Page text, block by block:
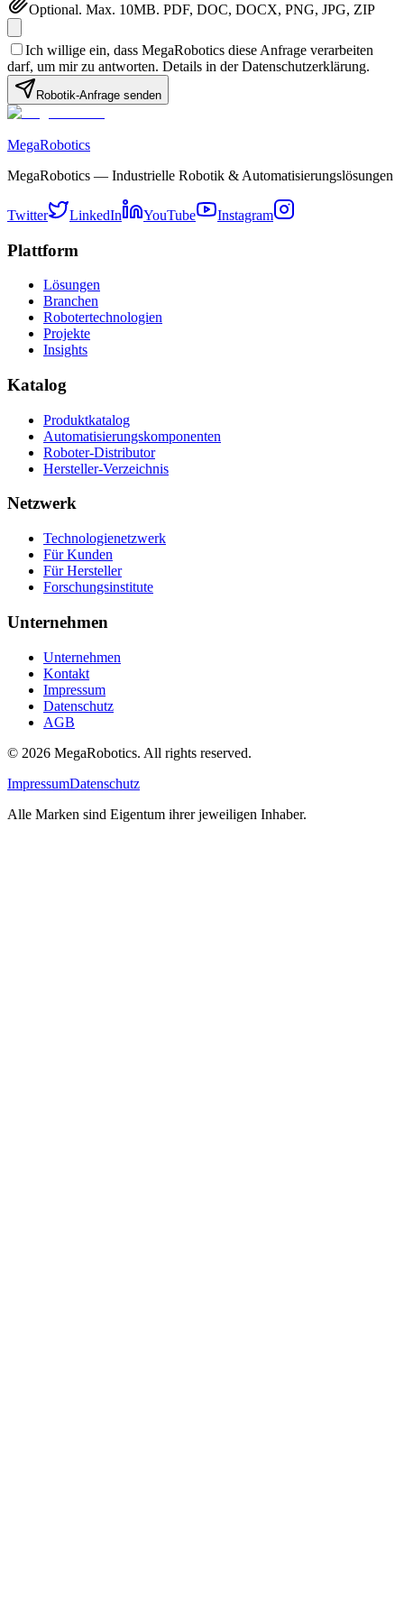
Optional. Max. 10MB. PDF, DOC, DOCX, PNG, JPG, ZIP
Ich willige ein, dass MegaRobotics diese Anfrage verarbeiten
darf, um mir zu antworten. Details in der Datenschutzerklärung.
Robotik-Anfrage senden
MegaRobotics
MegaRobotics — Industrielle Robotik & Automatisierungslösungen
Twitter LinkedIn YouTube Instagram
Plattform
Lösungen
Branchen
Robotertechnologien
Projekte
Insights
Katalog
Produktkatalog
Automatisierungskomponenten
Roboter-Distributor
Hersteller-Verzeichnis
Netzwerk
Technologienetzwerk
Für Kunden
Für Hersteller
Forschungsinstitute
Unternehmen
Unternehmen
Kontakt
Impressum
Datenschutz
AGB
© 2026 MegaRobotics. All rights reserved.
ImpressumDatenschutz
Alle Marken sind Eigentum ihrer jeweiligen Inhaber.